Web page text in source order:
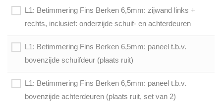
L1: Betimmering Fins Berken 6,5mm: zijwand links +
rechts, inclusief: onderzijde schuif- en achterdeuren
L1: Betimmering Fins Berken 6,5mm: paneel t.b.v.
bovenzijde schuifdeur (plaats ruit)
L1: Betimmering Fins Berken 6,5mm: paneel t.b.v.
bovenzijde achterdeuren (plaats ruit, set van 2)